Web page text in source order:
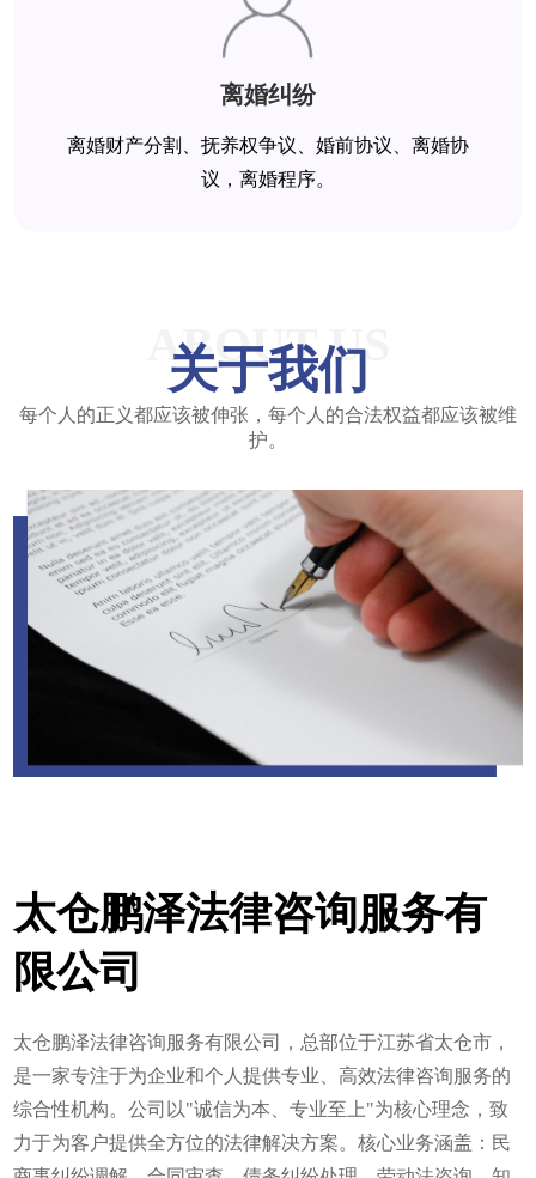
离婚纠纷
离婚财产分割、抚养权争议、婚前协议、离婚协
议，离婚程序。
ABOUT US
关于我们
每个人的正义都应该被伸张，每个人的合法权益都应该被维
护。
太仓鹏泽法律咨询服务有
限公司
太仓鹏泽法律咨询服务有限公司‌，总部位于江苏省太仓市，
是一家专注于为企业和个人提供专业、高效法律咨询服务的
综合性机构。公司以"诚信为本、专业至上"为核心理念，致
力于为客户提供全方位的法律解决方案。核心业务涵盖：民